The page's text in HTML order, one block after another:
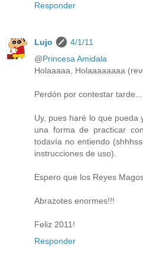
Responder
Lujo
4/1/11
@Princesa Amidala
Holaaaaa, Holaaaaaaaa
Perdón por contestar
Uy, pues haré lo que
una forma de practicar
todavía no entiendo
instrucciones de uso).
Espero que los Reyes
Abrazotes enormes!!!
Feliz 2011!
Responder